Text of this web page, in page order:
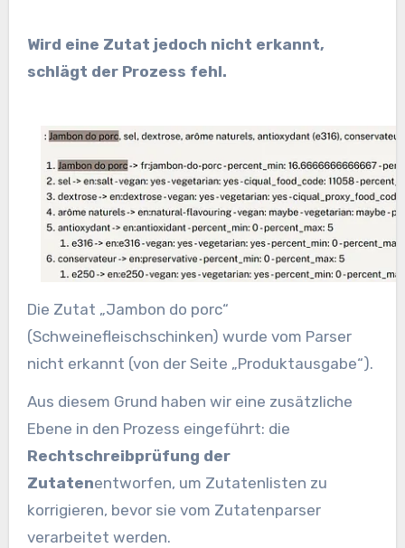
Wird eine Zutat jedoch nicht erkannt,
schlägt der Prozess fehl.
Die Zutat „Jambon do porc“
(Schweinefleischschinken) wurde vom Parser
nicht erkannt (von der Seite „Produktausgabe“).
Aus diesem Grund haben wir eine zusätzliche
Ebene in den Prozess eingeführt: die
Rechtschreibprüfung der
Zutatenentworfen, um Zutatenlisten zu
korrigieren, bevor sie vom Zutatenparser
verarbeitet werden.